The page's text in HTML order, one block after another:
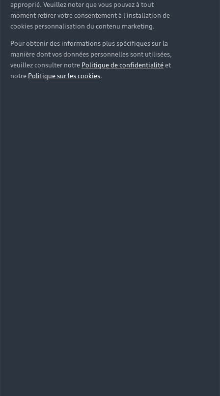
approprié. Veuillez noter que vous pouvez à tout
moment retirer votre consentement à l'installation de
cookies personnalisation du contenu marketing.
Pour obtenir des informations plus spécifiques sur la
manière dont vos données personnelles sont utilisées,
veuillez consulter notre Politique de confidentialitéet
notre Politique sur les cookies.